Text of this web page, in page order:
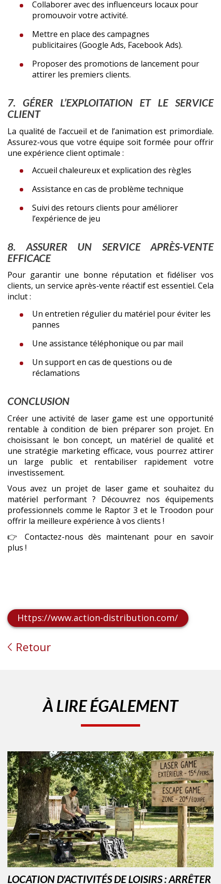
Collaborer avec des influenceurs locaux pour
promouvoir votre activité.
Mettre en place des campagnes
publicitaires (Google Ads, Facebook Ads).
Proposer des promotions de lancement pour
attirer les premiers clients.
7. GÉRER L’EXPLOITATION ET LE SERVICE
CLIENT
La qualité de l’accueil et de l’animation est primordiale.
Assurez-vous que votre équipe soit formée pour offrir
une expérience client optimale :
Accueil chaleureux et explication des règles
Assistance en cas de problème technique
Suivi des retours clients pour améliorer
l’expérience de jeu
8. ASSURER UN SERVICE APRÈS-VENTE
EFFICACE
Pour garantir une bonne réputation et fidéliser vos
clients, un service après-vente réactif est essentiel. Cela
inclut :
Un entretien régulier du matériel pour éviter les
pannes
Une assistance téléphonique ou par mail
Un support en cas de questions ou de
réclamations
CONCLUSION
Créer une activité de laser game est une opportunité
rentable à condition de bien préparer son projet. En
choisissant le bon concept, un matériel de qualité et
une stratégie marketing efficace, vous pourrez attirer
un large public et rentabiliser rapidement votre
investissement.
Vous avez un projet de laser game et souhaitez du
matériel performant ? Découvrez nos équipements
professionnels comme le Raptor 3 et le Troodon pour
offrir la meilleure expérience à vos clients !
👉 Contactez-nous dès maintenant pour en savoir
plus !
Https://www.action-distribution.com/
Retour
À LIRE ÉGALEMENT
LOCATION D'ACTIVITÉS DE LOISIRS : ARRÊTER